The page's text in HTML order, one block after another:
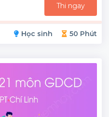
Thi ngay
Học sinh 50 Phút